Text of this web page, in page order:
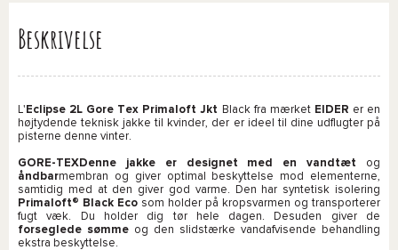
Beskrivelse
L' Eclipse 2L Gore Tex Primaloft Jkt Black fra mærket EIDER er en
højtydende teknisk jakke til kvinder, der er ideel til dine udflugter på
pisterne denne vinter.
GORE-TEXDenne jakke er designet med en vandtæt og
åndbarmembran og giver optimal beskyttelse mod elementerne,
samtidig med at den giver god varme.
Den har syntetisk isolering
Primaloft® Black Eco som holder på kropsvarmen og transporterer
fugt væk. Du holder dig tør hele dagen. Desuden giver de
forseglede sømme og den slidstærke vandafvisende behandling
ekstra beskyttelse.